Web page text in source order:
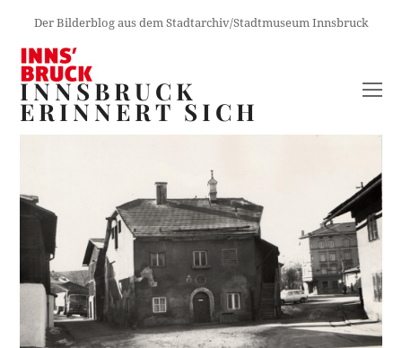
Der Bilderblog aus dem Stadtarchiv/Stadtmuseum Innsbruck
INNSBRUCK
ERINNERT SICH